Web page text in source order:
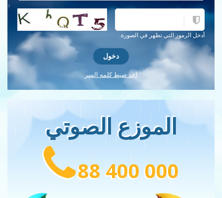
أدخل الرموز التي تظهر في الصورة.
احصل على كلمة التحقق جديدة!
اعد ضبط كلمه السر
الموزع الصوتي
88 400 000